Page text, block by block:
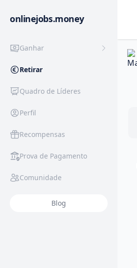
onlinejobs.money
Ganhar
Retirar
Quadro de Líderes
Perfil
Recompensas
Prova de Pagamento
Comunidade
Blog